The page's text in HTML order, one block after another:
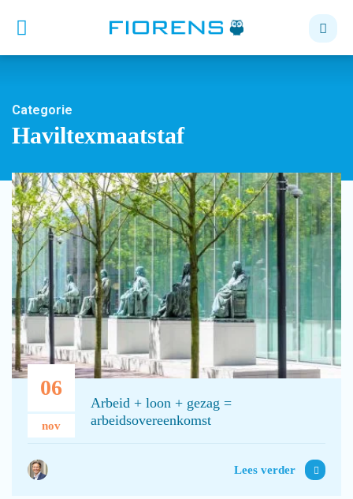
Categorie
Haviltexmaatstaf
06
nov
Arbeid + loon + gezag =
arbeidsovereenkomst
Lees verder